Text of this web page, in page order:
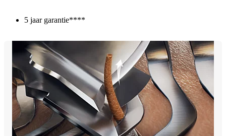
5 jaar garantie****